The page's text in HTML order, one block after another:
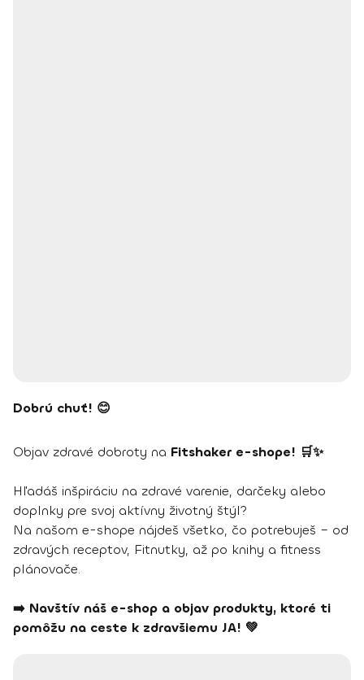
Dobrú chuť! 😊
Objav zdravé dobroty na Fitshaker e-shope! 🛒✨
Hľadáš inšpiráciu na zdravé varenie, darčeky alebo
doplnky pre svoj aktívny životný štýl?
Na našom e-shope nájdeš všetko, čo potrebuješ – od
zdravých receptov, Fitnutky, až po knihy a fitness
plánovače.
➡️ Navštív náš e-shop a objav produkty, ktoré ti
pomôžu na ceste k zdravšiemu JA! 💚